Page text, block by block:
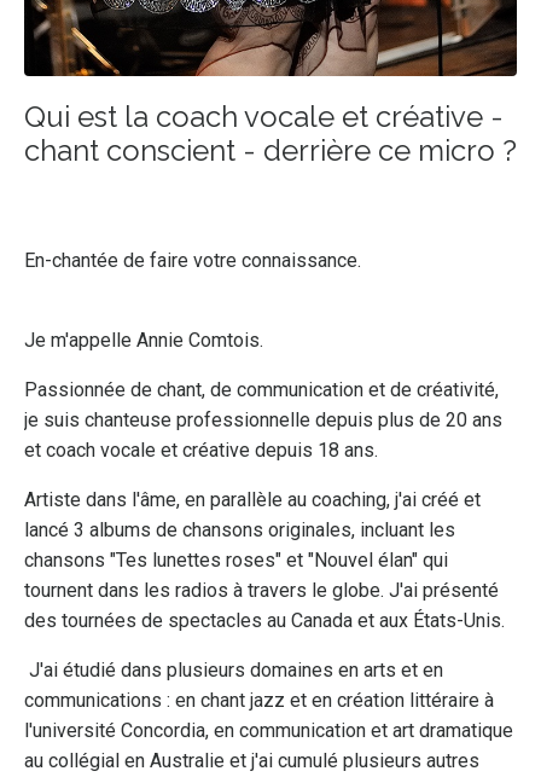
Qui est la coach vocale et créative -
chant conscient - derrière ce micro ?
En-chantée de faire votre connaissance.
Je m'appelle Annie Comtois.
Passionnée de chant, de communication et de créativité,
je suis chanteuse professionnelle depuis plus de 20 ans
et coach vocale et créative depuis 18 ans.
Artiste dans l'âme, en parallèle au coaching, j'ai créé et
lancé 3 albums de chansons originales, incluant les
chansons "Tes lunettes roses" et "Nouvel élan" qui
tournent dans les radios à travers le globe. J'ai présenté
des tournées de spectacles au Canada et aux États-Unis.
J'ai étudié dans plusieurs domaines en arts et en
communications : en chant jazz et en création littéraire à
l'université Concordia, en communication et art dramatique
au collégial en Australie et j'ai cumulé plusieurs autres